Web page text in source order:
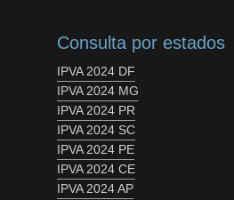
Consulta por estados
IPVA 2024 DF
IPVA 2024 MG
IPVA 2024 PR
IPVA 2024 SC
IPVA 2024 PE
IPVA 2024 CE
IPVA 2024 AP